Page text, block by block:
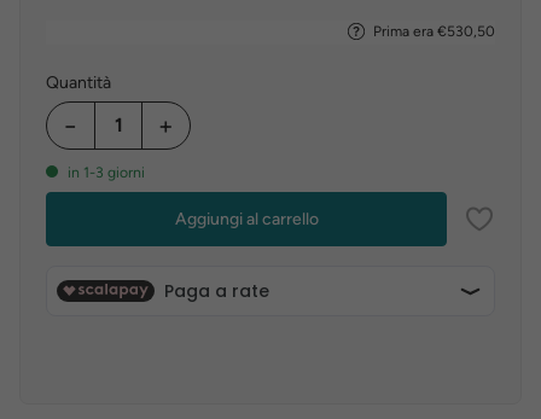
Prima era €530,50
Quantità
− +
in 1-3 giorni
Aggiungi al carrello